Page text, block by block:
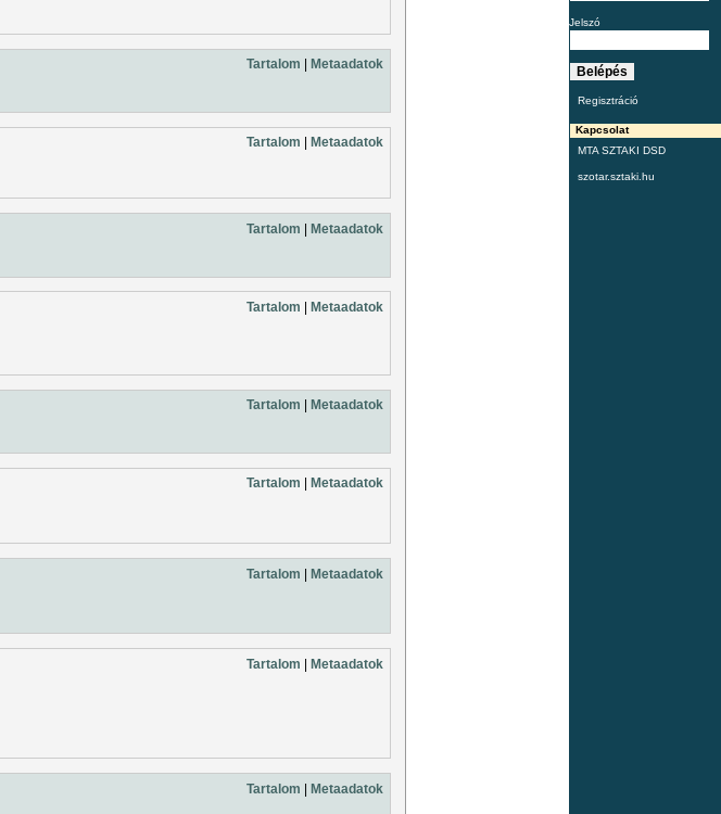
Jelszó
Regisztráció
Kapcsolat
MTA SZTAKI DSD
szotar.sztaki.hu
Tartalom Metaadatok
Tartalom Metaadatok
Tartalom | Metaadatok
Tartalom Metaadatok
Tartalom Metaadatok
Tartalom Metaadatok
Tartalom | Metaadatok
Tartalom | Metaadatok
Tartalom | Metaadatok